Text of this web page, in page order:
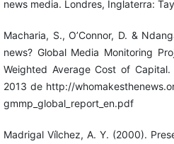
news media. Londres, Inglaterra:
Macharia, S., O’Connor, D. &
news? Global Media Monitoring
Weighted Average Cost of
2013 de http://
gmmp_global_report_en.pdf
Madrigal Vílchez, A. Y. (2000).